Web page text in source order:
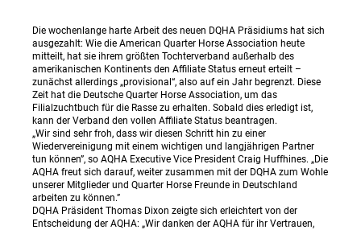
Die wochenlange harte Arbeit des neuen DQHA Präsidiums hat sich
ausgezahlt: Wie die American Quarter Horse Association heute
mitteilt, hat sie ihrem größten Tochterverband außerhalb des
amerikanischen Kontinents den Affiliate Status erneut erteilt –
zunächst allerdings „provisional“, also auf ein Jahr begrenzt. Diese
Zeit hat die Deutsche Quarter Horse Association, um das
Filialzuchtbuch für die Rasse zu erhalten. Sobald dies erledigt ist,
kann der Verband den vollen Affiliate Status beantragen.
„Wir sind sehr froh, dass wir diesen Schritt hin zu einer
Wiedervereinigung mit einem wichtigen und langjährigen Partner
tun können”, so AQHA Executive Vice President Craig Huffhines. „Die
AQHA freut sich darauf, weiter zusammen mit der DQHA zum Wohle
unserer Mitglieder und Quarter Horse Freunde in Deutschland
arbeiten zu können.”
DQHA Präsident Thomas Dixon zeigte sich erleichtert von der
Entscheidung der AQHA: „Wir danken der AQHA für ihr Vertrauen,